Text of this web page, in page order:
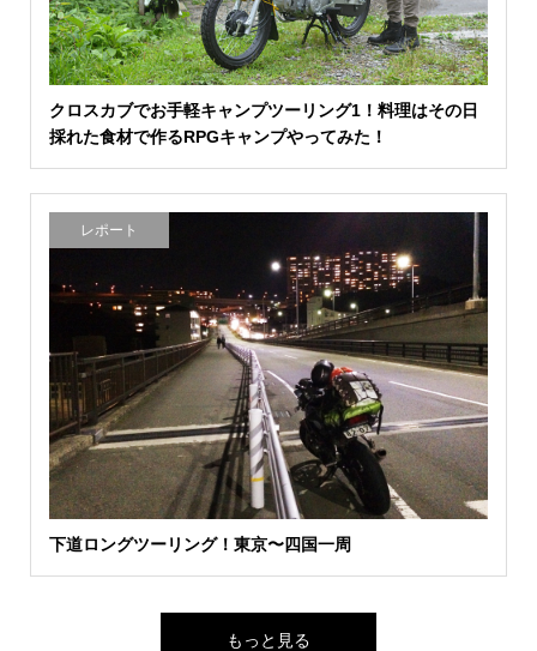
クロスカブでお手軽キャンプツーリング1！料理はその日
採れた食材で作るRPGキャンプやってみた！
レポート
下道ロングツーリング！東京〜四国一周
もっと見る